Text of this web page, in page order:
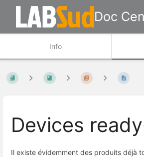
Doc
Info
Devices
Il existe évidemment des produits déjà